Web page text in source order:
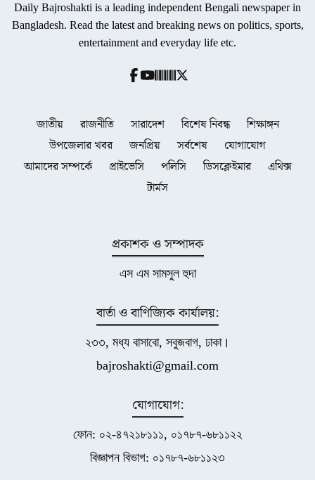
Daily Bajroshakti is a leading independent Bengali newspaper in
Bangladesh. Read the latest and breaking news on politics, sports,
entertainment and everyday life etc.
জাতীয় রাজনীতি সারাদেশ বিশেষ নিবন্ধ
শিক্ষাঙ্গন
উপজেলার খবর
জনপ্রিয় সর্বশেষ
যোগাযোগ
আমাদের সম্পর্কে
প্রাইভেসি পলিসি ডিসক্লেইমার
এথিক্স
টার্মস
প্রকাশক ও সম্পাদক
এস এম সামসুল হুদা
বার্তা ও বাণিজ্যিক কার্যালয়:
২৩৩, মধ্য বাসাবো, সবুজবাগ, ঢাকা।
bajroshakti@gmail.com
যোগাযোগ:
ফোন: ০২-৪৭২১৮১১১, ০১৭৮৭-৬৮১১২২
বিজ্ঞাপন বিভাগ: ০১৭৮৭-৬৮১১২৩